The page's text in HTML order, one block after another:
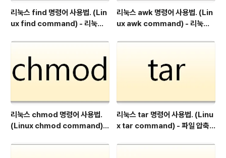
리눅스 find 명령어 사용법. (Lin
ux find command) - 리눅스
리눅스 awk 명령어 사용법. (Lin
ux awk command) - 리눅스
리눅스 chmod 명령어 사용법.
(Linux chmod command) -
리눅스 tar 명령어 사용법. (Linu
x tar command) - 파일 압축